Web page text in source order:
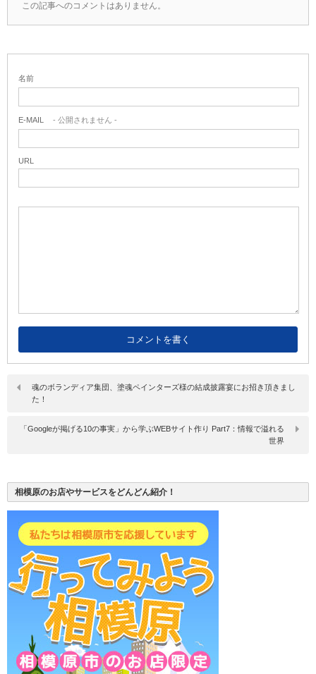
この記事へのコメントはありません。
名前
E-MAIL - 公開されません -
URL
魂のボランディア集団、塗魂ペインターズ様の結成披露宴にお招き頂きまし
た！
「Googleが掲げる10の事実」から学ぶWEBサイト作り Part7：情報で溢れる
世界
相模原のお店やサービスをどんどん紹介！